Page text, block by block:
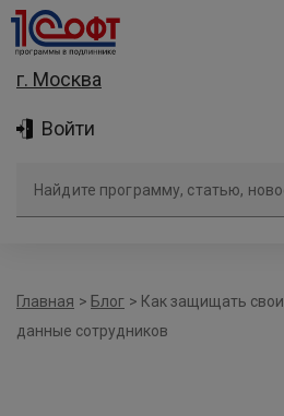
г. Москва
Войти
Главная > Блог > Как защищать
данные сотрудников